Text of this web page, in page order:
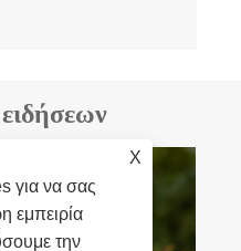
X
για να σας
εμπειρία
την